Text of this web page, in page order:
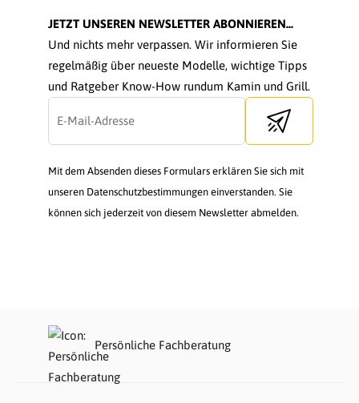
JETZT UNSEREN NEWSLETTER ABONNIEREN...
Und nichts mehr verpassen. Wir informieren Sie
regelmäßig über neueste Modelle, wichtige Tipps
und Ratgeber Know-How rundum Kamin und Grill.
Send newsletter
Mit dem Absenden dieses Formulars erklären Sie sich mit
unseren Datenschutzbestimmungen einverstanden. Sie
können sich jederzeit von diesem Newsletter abmelden.
Persönliche Fachberatung